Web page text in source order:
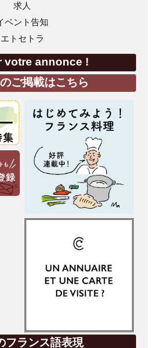
求人
ベント告知
エトセトラ
votre annonce !
ご掲載はこちら
フランス語表現